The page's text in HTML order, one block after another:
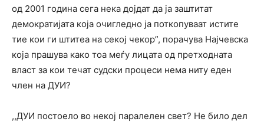
од 2001 година сега нека дојдат да ја заштитат
демократијата која очигледно ја поткопуваат истите
тие кои ги штитеа на секој чекор”, порачува Најчевска
која прашува како тоа меѓу лицата од претходната
власт за кои течат судски процеси нема ниту еден
член на ДУИ?
,,ДУИ постоело во некој паралелен свет? Не било дел